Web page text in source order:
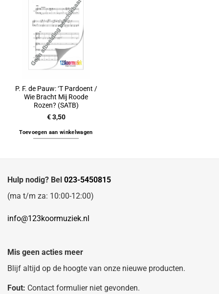
P. F. de Pauw: ‘T Pardoent /
Wie Bracht Mij Roode
Rozen? (SATB)
€3,50
Toevoegen aan winkelwagen
Hulp nodig? Bel 023-5450815
(ma t/m za: 10:00-12:00)
info@123koormuziek.nl
Mis geen acties meer
Blijf altijd op de hoogte van onze nieuwe producten.
Fout: Contact formulier niet gevonden.